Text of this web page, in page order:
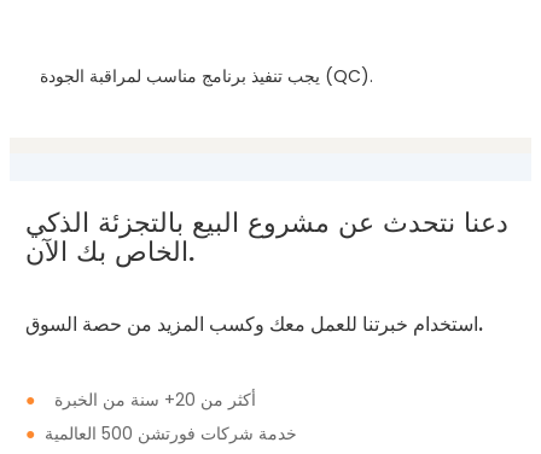
يجب تنفيذ برنامج مناسب لمراقبة الجودة (QC).
دعنا نتحدث عن مشروع البيع بالتجزئة الذكي
الخاص بك الآن.
استخدام خبرتنا للعمل معك وكسب المزيد من حصة السوق.
●
أكثر من 20+ سنة من الخبرة
●
خدمة شركات فورتشن 500 العالمية